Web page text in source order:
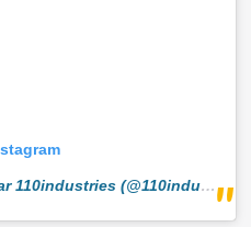
Une publication partagée par 110industries (@110industries)